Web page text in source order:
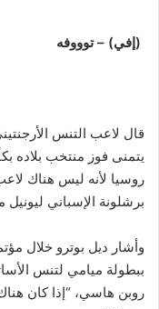
(إفي) – توووفه
قال لاعب التنس
يتمنى فوز منتخب بلاده
روسيا لأنه ليس هناك
برشلونة الإسباني
وأشار ديل بوترو خلال
روبن هاسي، “إذا كان